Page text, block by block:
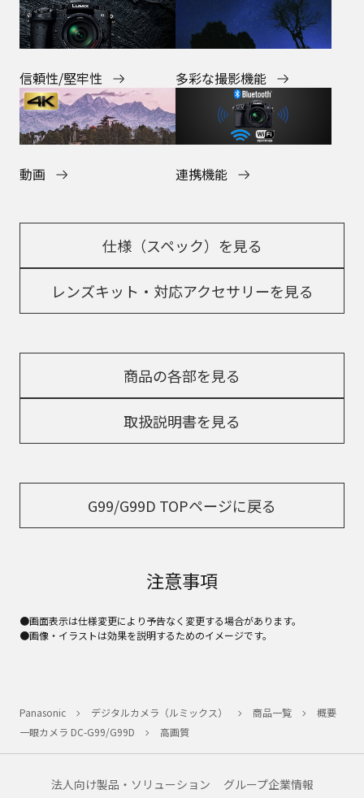
信頼性/堅牢性 多彩な撮影機能
動画 連携機能
仕様（スペック）を見る
レンズキット・対応アクセサリーを見る
商品の各部を見る
取扱説明書を見る
G99/G99D TOPページに戻る
注意事項
●画面表示は仕様変更により予告なく変更する場合があります。
●画像・イラストは効果を説明するためのイメージです。
Panasonic デジタルカメラ（ルミックス） 商品一覧
概要
一眼カメラ DC-G99/G99D
高画質
法人向け製品・ソリューション グループ企業情報